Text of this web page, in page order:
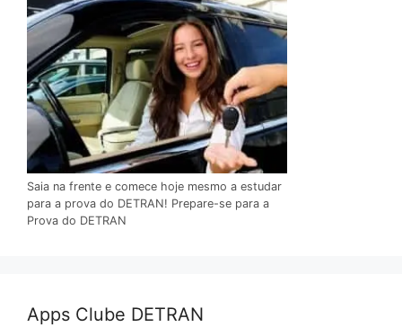
Saia na frente e comece hoje mesmo a estudar
para a prova do DETRAN! Prepare-se para a
Prova do DETRAN
Apps Clube DETRAN